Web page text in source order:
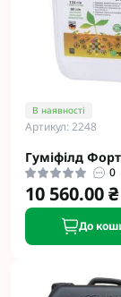
В наявності
Артикул: 2248
Гуміфілд
0
10 560.00 ₴
До